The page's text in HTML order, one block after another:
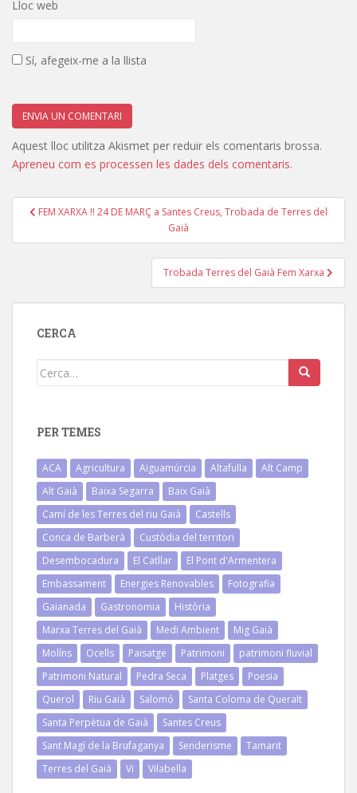
Lloc web
Sí, afegeix-me a la llista
Aquest lloc utilitza Akismet per reduir els comentaris brossa.
Apreneu com es processen les dades dels comentaris.
Navegació
FEM XARXA !! 24 DE MARÇ a Santes Creus, Trobada de Terres del
Gaià
Trobada Terres del Gaià Fem Xarxa
CERCA
Cerca:
PER TEMES
ACA Agricultura Aiguamúrcia Altafulla
Alt Camp
Alt Gaià
Baixa Segarra
Baix Gaià
Camí de les Terres del riu Gaià
Castells
Conca de Barberà
Custòdia del territori
Desembocadura
El Catllar
El Pont d'Armentera
Embassament
Energies Renovables
Fotografia
Gaianada
Gastronomia
Història
Marxa Terres del Gaià
Medi Ambient
Mig Gaià
Molíns
Ocells Paisatge Patrimoni
patrimoni fluvial
Patrimoni Natural
Pedra Seca Platges
Poesia
Querol
Riu Gaià Salomó
Santa Coloma de Queralt
Santa Perpètua de Gaià
Santes Creus
Sant Magí de la Brufaganya
Senderisme
Tamarit
Terres del Gaià
Vi Vilabella